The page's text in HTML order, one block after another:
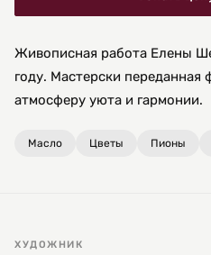
Живописная работа Елены
году. Мастерски переданная
атмосферу уюта и гармонии.
Масло Цветы Пионы
ХУДОЖНИК